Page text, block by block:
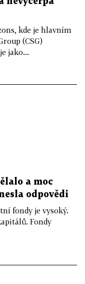
kde je hlavním
(CSG)
jako...
a moc
odpovědi
fondy je vysoký.
Fondy